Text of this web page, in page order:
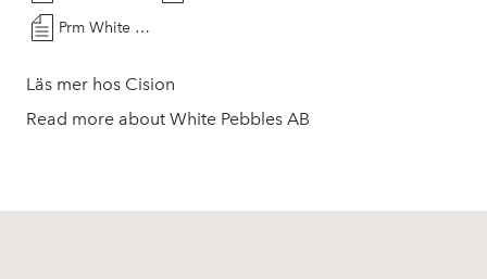
Prm White Pebbles notering och memorandum 2025-10-14
Läs mer hos Cision
Read more about White Pebbles AB